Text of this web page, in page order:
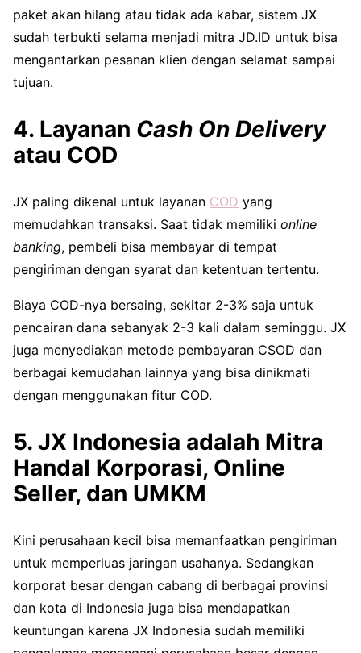
paket akan hilang atau tidak ada kabar, sistem JX
sudah terbukti selama menjadi mitra JD.ID untuk bisa
mengantarkan pesanan klien dengan selamat sampai
tujuan.
4. Layanan Cash On Delivery
atau COD
JX paling dikenal untuk layanan COD yang
memudahkan transaksi. Saat tidak memiliki online
banking, pembeli bisa membayar di tempat
pengiriman dengan syarat dan ketentuan tertentu.
Biaya COD-nya bersaing, sekitar 2-3% saja untuk
pencairan dana sebanyak 2-3 kali dalam seminggu. JX
juga menyediakan metode pembayaran CSOD dan
berbagai kemudahan lainnya yang bisa dinikmati
dengan menggunakan fitur COD.
5. JX Indonesia adalah Mitra
Handal Korporasi, Online
Seller, dan UMKM
Kini perusahaan kecil bisa memanfaatkan pengiriman
untuk memperluas jaringan usahanya. Sedangkan
korporat besar dengan cabang di berbagai provinsi
dan kota di Indonesia juga bisa mendapatkan
keuntungan karena JX Indonesia sudah memiliki